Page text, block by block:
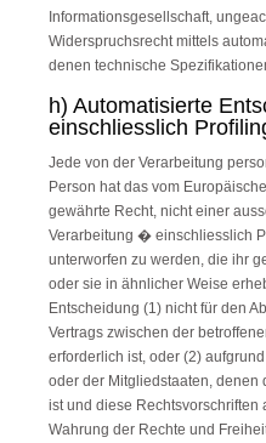
Informationsgesellschaft,
Widerspruchsrecht mittels
denen technische
h) Automatisierte
einschliesslich
Jede von der Verarbeitung
Person hat das vom
gewährte Recht, nicht einer
Verarbeitung � einschliesslich
unterworfen zu werden, die ihr
oder sie in ähnlicher Weise
Entscheidung (1) nicht für den
Vertrags zwischen der
erforderlich ist, oder (2)
oder der Mitgliedstaaten, denen
ist und diese
Wahrung der Rechte und